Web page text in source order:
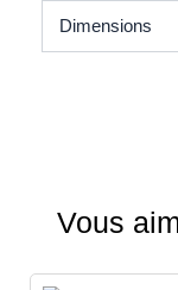
Dimensions
Vous